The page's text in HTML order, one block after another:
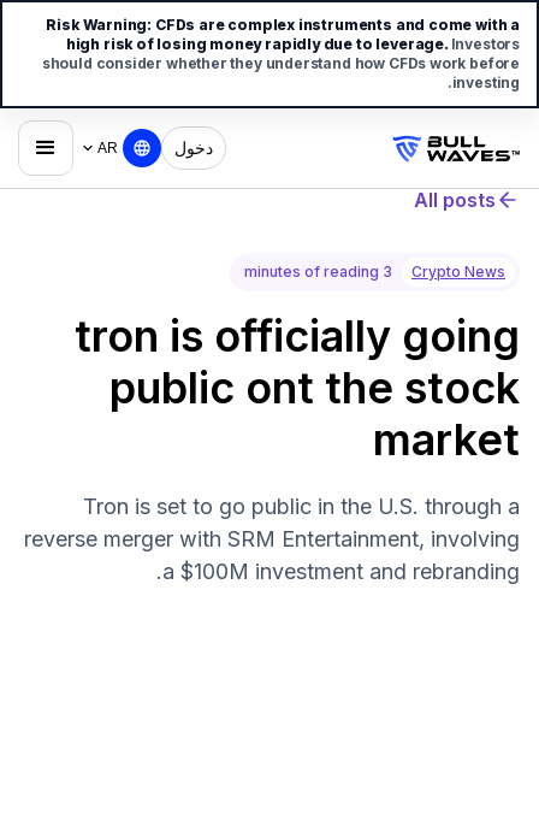
دخول AR
All posts
Crypto News
3 minutes of reading
tron is officially going
public ont the stock
market
Tron is set to go public in the U.S. through a
reverse merger with SRM Entertainment, involving
a $100M investment and rebranding.
Risk Warning: CFDs are complex instruments and come with a
high risk of losing money rapidly due to leverage. Investors
should consider whether they understand how CFDs work before
investing.